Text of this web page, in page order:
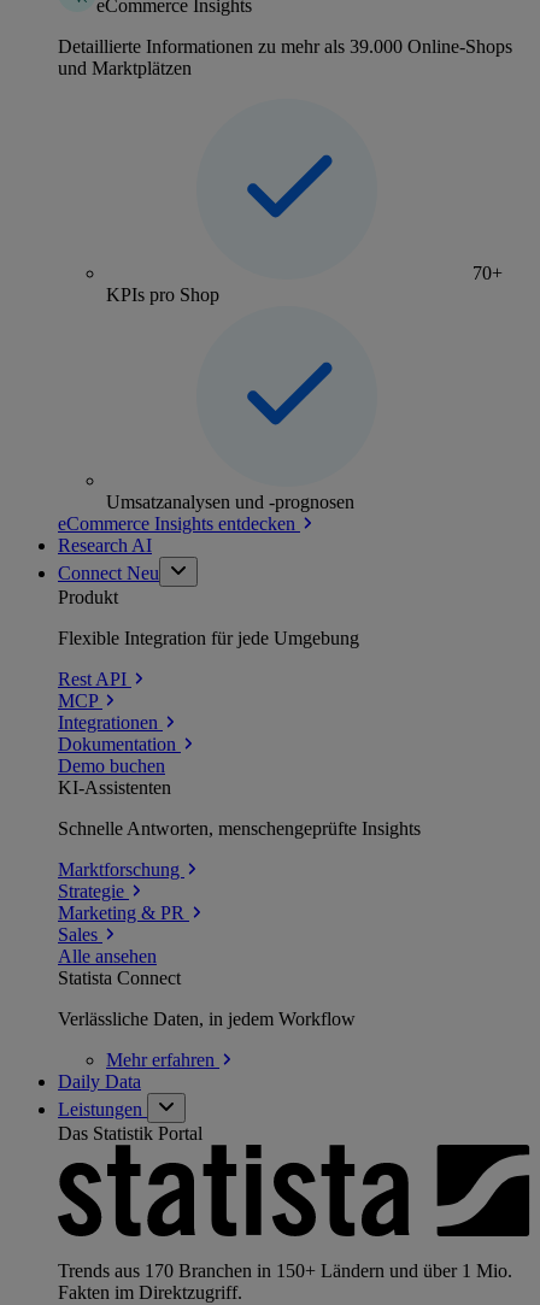
eCommerce Insights
Detaillierte Informationen zu mehr als 39.000 Online-Shops
und Marktplätzen
70+
KPIs pro Shop
Umsatzanalysen und -prognosen
eCommerce Insights entdecken
Research AI
Connect Neu
Produkt
Flexible Integration für jede Umgebung
Rest API
MCP
Integrationen
Dokumentation
Demo buchen
KI-Assistenten
Schnelle Antworten, menschengeprüfte Insights
Marktforschung
Strategie
Marketing & PR
Sales
Alle ansehen
Statista Connect
Verlässliche Daten, in jedem Workflow
Mehrerfahren
Daily Data
Leistungen
Das Statistik Portal
Trends aus 170 Branchen in 150+ Ländern und über 1 Mio.
Fakten im Direktzugriff.